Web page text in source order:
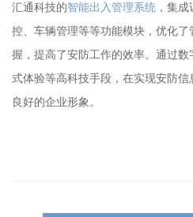
汇通科技的智能出入管理系统 ，集
控、车辆管理等等功能模块，优化
握，提高了安防工作的效率。通过
式体验等高科技手段，在实现安防
良好的企业形象。